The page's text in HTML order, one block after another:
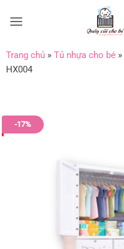
qua
dung
Trang chủ» Tủ nhựa cho bé»
HX004
-17%